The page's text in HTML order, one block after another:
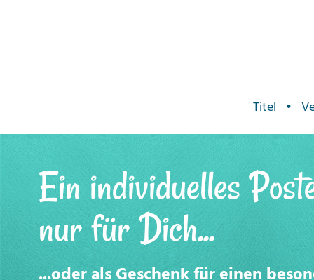
Titel •
Ein individuelles
nur für Dich...